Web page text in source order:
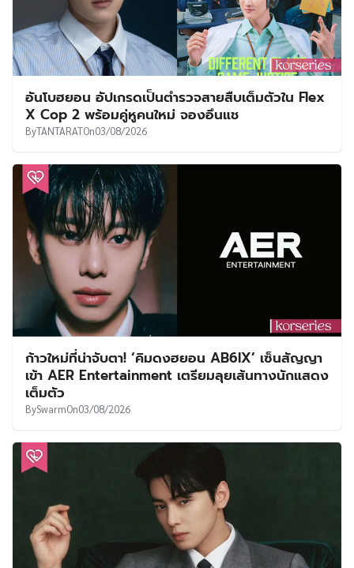
อันโบฮยอน อัปเกรดเป็นตำรวจสายสืบเต็มตัวใน Flex
X Cop 2 พร้อมคู่หูคนใหม่ จองอึนแช
ByTANTARATOn03/08/2026
ก้าวใหม่ที่น่าจับตา! ‘คิมดงฮยอน AB6IX’ เซ็นสัญญา
เข้า AER Entertainment เตรียมลุยเส้นทางนักแสดง
เต็มตัว
BySwarmOn03/08/2026